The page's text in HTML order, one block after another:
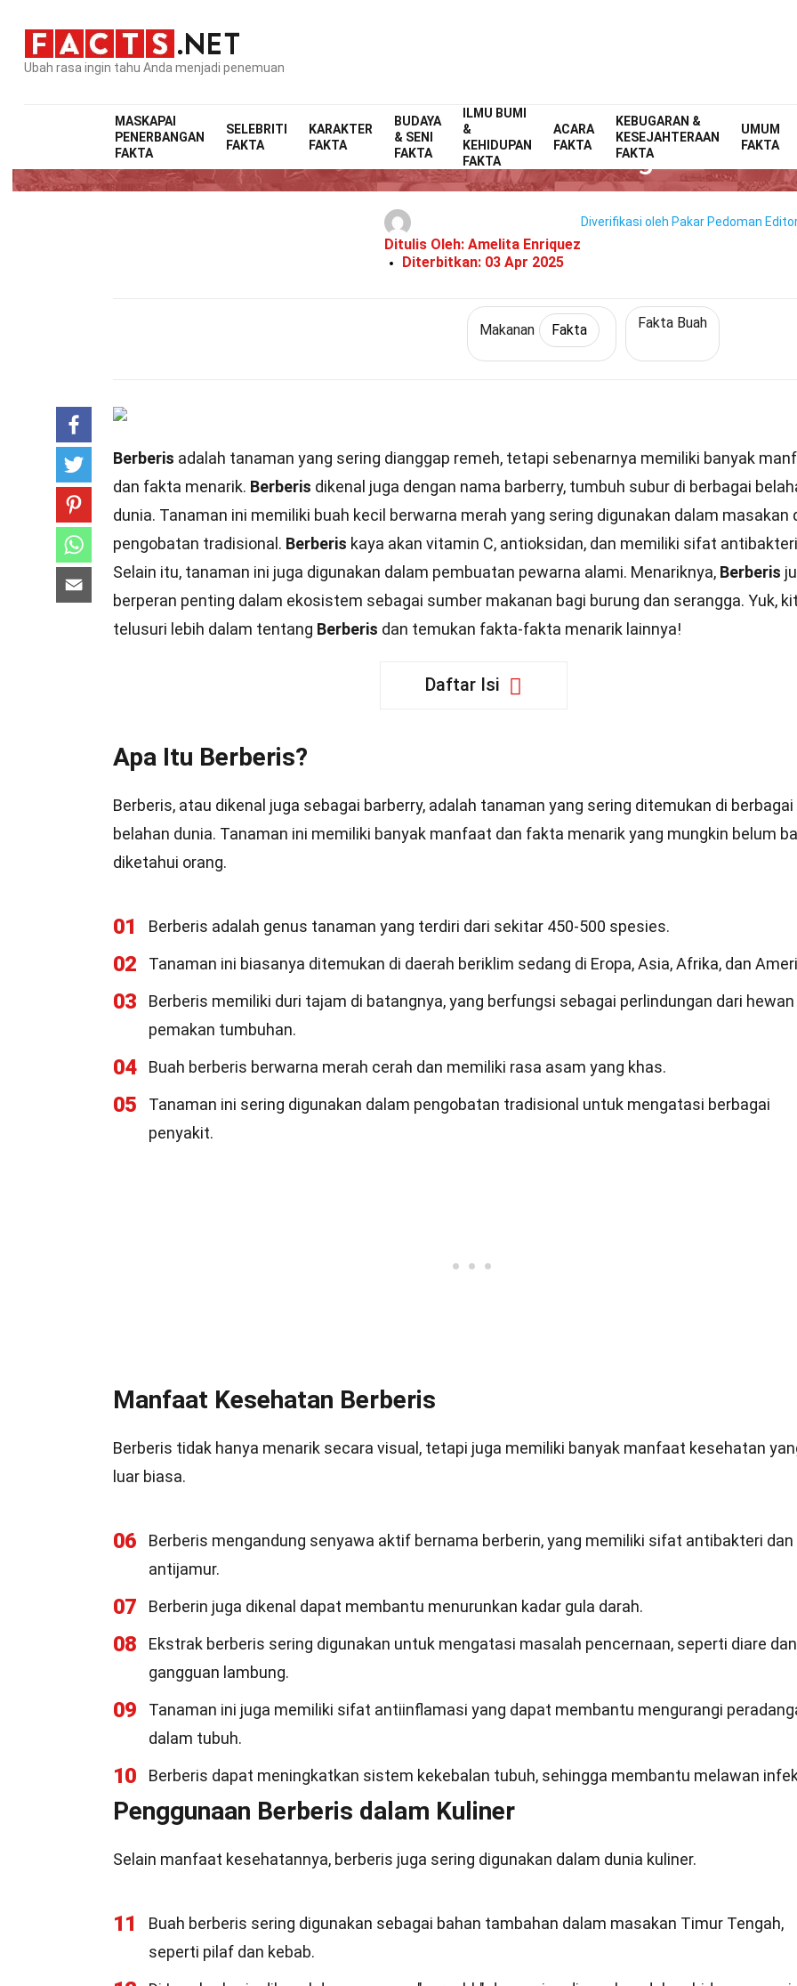
Ubah rasa ingin tahu Anda menjadi penemuan
MASKAPAI
PENERBANGAN
FAKTA
SELEBRITI
FAKTA
KARAKTER
FAKTA
BUDAYA
& SENI
FAKTA
ILMU BUMI
&
KEHIDUPAN
FAKTA
ACARA
FAKTA
KEBUGARAN &
KESEJAHTERAAN
FAKTA
UMUM
FAKTA
Home Gaya Hidup Fakta MakananFakta
40 Fakta Tentang Berberis
Ditulis Oleh: Amelita Enriquez
Diterbitkan: 03 Apr 2025
Diverifikasi oleh Pakar Pedoman
Makanan Fakta Fakta Buah
Berberis adalah tanaman yang sering dianggap remeh, tetapi sebenarnya memiliki banyak
dan fakta menarik. Berberis dikenal juga dengan nama barberry, tumbuh subur di berbagai
dunia. Tanaman ini memiliki buah kecil berwarna merah yang sering digunakan dalam masakan
pengobatan tradisional. Berberis kaya akan vitamin C, antioksidan, dan memiliki sifat
Selain itu, tanaman ini juga digunakan dalam pembuatan pewarna alami. Menariknya, Berberis
berperan penting dalam ekosistem sebagai sumber makanan bagi burung dan serangga. Yuk,
telusuri lebih dalam tentang Berberis dan temukan fakta-fakta menarik lainnya!
Daftar Isi
Apa Itu Berberis?
Berberis, atau dikenal juga sebagai barberry, adalah tanaman yang sering ditemukan di berbagai
belahan dunia. Tanaman ini memiliki banyak manfaat dan fakta menarik yang mungkin belum
diketahui orang.
01 Berberis adalah genus tanaman yang terdiri dari sekitar 450-500 spesies.
02 Tanaman ini biasanya ditemukan di daerah beriklim sedang di Eropa, Asia, Afrika, dan
03
Berberis memiliki duri tajam di batangnya, yang berfungsi sebagai perlindungan dari hewan
pemakan tumbuhan.
04 Buah berberis berwarna merah cerah dan memiliki rasa asam yang khas.
05
Tanaman ini sering digunakan dalam pengobatan tradisional untuk mengatasi berbagai
penyakit.
Manfaat Kesehatan Berberis
Berberis tidak hanya menarik secara visual, tetapi juga memiliki banyak manfaat kesehatan
luar biasa.
06
Berberis mengandung senyawa aktif bernama berberin, yang memiliki sifat antibakteri dan
antijamur.
07 Berberin juga dikenal dapat membantu menurunkan kadar gula darah.
08
Ekstrak berberis sering digunakan untuk mengatasi masalah pencernaan, seperti diare dan
gangguan lambung.
09
Tanaman ini juga memiliki sifat antiinflamasi yang dapat membantu mengurangi
dalam tubuh.
10 Berberis dapat meningkatkan sistem kekebalan tubuh, sehingga membantu melawan
Penggunaan Berberis dalam Kuliner
Selain manfaat kesehatannya, berberis juga sering digunakan dalam dunia kuliner.
11
Buah berberis sering digunakan sebagai bahan tambahan dalam masakan Timur Tengah,
seperti pilaf dan kebab.